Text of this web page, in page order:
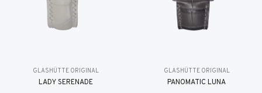
GLASHÜTTE ORIGINAL
LADY SERENADE
GLASHÜTTE ORIGINAL
PANOMATIC LUNA